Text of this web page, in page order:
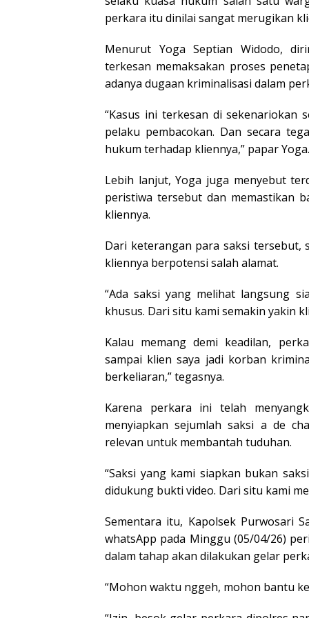
perkara itu dinilai sangat merugikan
Menurut Yoga Septian Widodo,
terkesan memaksakan proses
adanya dugaan kriminalisasi dalam
“Kasus ini terkesan di sekenariokan
pelaku pembacokan. Dan secara
hukum terhadap kliennya,” papar Yoga.
Lebih lanjut, Yoga juga menyebut
peristiwa tersebut dan memastikan
kliennya.
Dari keterangan para saksi tersebut,
kliennya berpotensi salah alamat.
“Ada saksi yang melihat langsung
khusus. Dari situ kami semakin yakin
Kalau memang demi keadilan,
sampai klien saya jadi korban
berkeliaran,” tegasnya.
Karena perkara ini telah
menyiapkan sejumlah saksi a de
relevan untuk membantah tuduhan.
“Saksi yang kami siapkan bukan
didukung bukti video. Dari situ kami
Sementara itu, Kapolsek Purwosari
whatsApp pada Minggu (05/04/26)
dalam tahap akan dilakukan gelar
“Mohon waktu nggeh, mohon bantu